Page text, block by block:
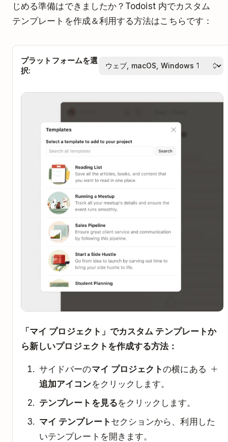
じめる準備はできましたか？Todoist 内でカスタム
テンプレートを作成＆利用する方法はこちらです：
プラットフォームを選
択:
「マイ プロジェクト」でカスタム テンプレートか
ら新しいプロジェクトを作成する方法：
サイドバーのマイ プロジェクトの横にある
追加アイコンをクリックします。
テンプレートを見るをクリックします。
マイ テンプレート セクションから、利用した
いテンプレートを開きます。